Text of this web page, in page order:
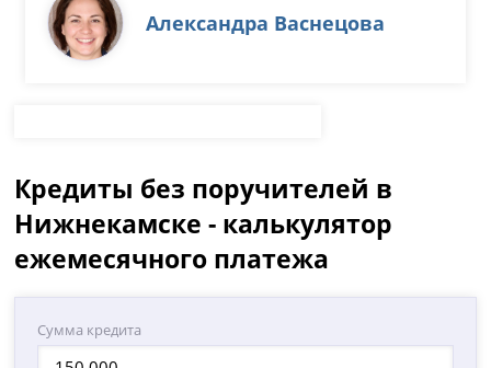
Александра Васнецова
Кредиты без поручителей в
Нижнекамске - калькулятор
ежемесячного платежа
Сумма кредита